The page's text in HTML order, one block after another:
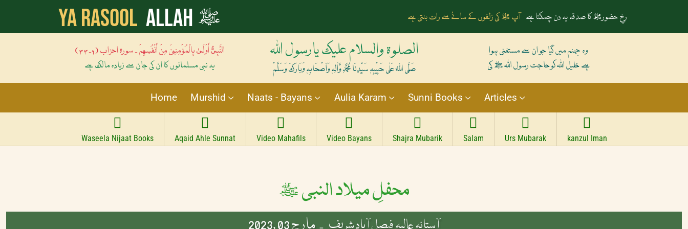
Ya Rasool Allah ﷺ رخِ حضورﷺ کا صدقہ یہ دن چمکتا ہے آپ ﷺ کی زلفوں کے سائے سے رات بنتی ہے
النَّبِيُّ أَوْلَىٰ بِالْمُؤْمِنِينَ مِنْ أَنْفُسِهِمْ ۔ سورۃ احزاب (۶۔۳۳)
یہ نبی مسلمانوں کا ان کی جان سے زیادہ مالک ہے
الصلوۃ والسلام علیک یارسول اللہ
صَلَّی اللہُ عَلٰی حَبِیْبِہٖ سَیِّدِنَا مُحَمَّدِ وَّاٰلِہٖ وَاَصْحَابِہٖ وَبَارَکَ وَسَلَّمْ
وہ جہنم میں گیا جو ان سے مستغنی ہوا
ہے خلیل اللہ کوحاجت رسول اللہ ﷺ کی
Home Murshid Naats - Bayans Aulia Karam Sunni Books Articles
Waseela Nijaat Books Aqaid Ahle Sunnat Video Mahafils Video Bayans Shajra Mubarik Salam Urs Mubarak kanzul Iman
محفلِ میلاد النبی ﷺ